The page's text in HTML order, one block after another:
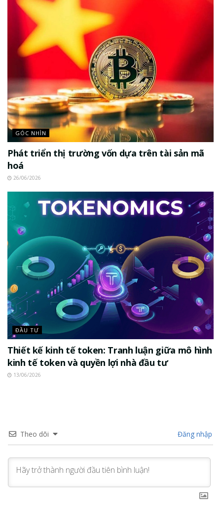
GÓC NHÌN
Phát triển thị trường vốn dựa trên tài sản mã
hoá
26/06/2026
ĐẦU TƯ
Thiết kế kinh tế token: Tranh luận giữa mô hình
kinh tế token và quyền lợi nhà đầu tư
13/06/2026
Theo dõi Đăng nhập